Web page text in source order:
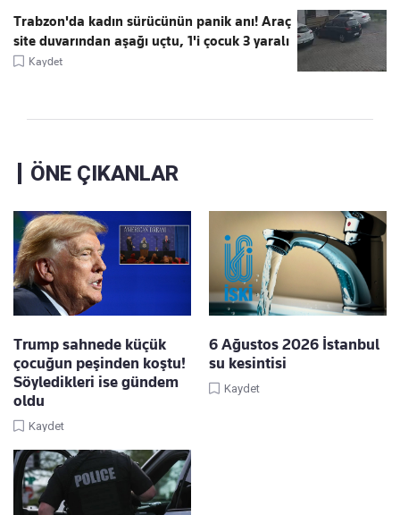
Trabzon'da kadın sürücünün panik anı! Araç
site duvarından aşağı uçtu, 1'i çocuk 3 yaralı
Kaydet
ÖNE ÇIKANLAR
Trump sahnede küçük
çocuğun peşinden koştu!
Söyledikleri ise gündem
oldu
Kaydet
6 Ağustos 2026 İstanbul
su kesintisi
Kaydet